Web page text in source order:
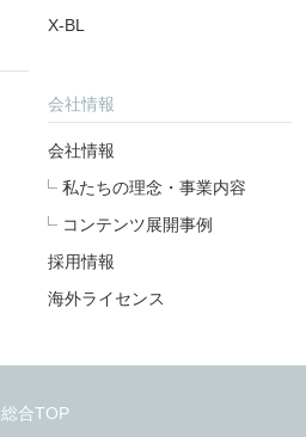
X-BL
会社情報
会社情報
私たちの理念・事業内容
コンテンツ展開事例
採用情報
海外ライセンス
総合TOP